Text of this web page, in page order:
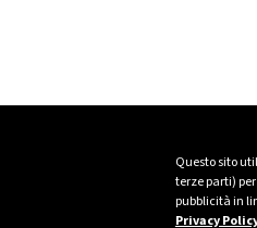
Questo sito
terze parti)
pubblicità in
Privacy